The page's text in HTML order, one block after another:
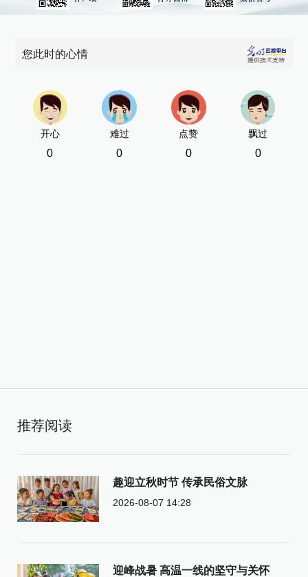
您此时的心情
开心
0
难过
0
点赞
0
飘过
0
推荐阅读
趣迎立秋时节 传承民俗文脉
2026-08-07 14:28
迎峰战暑 高温一线的坚守与关怀